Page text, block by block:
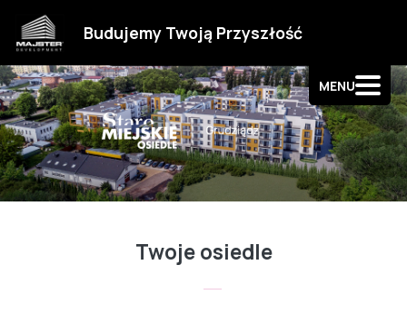
Budujemy Twoją Przyszłość
MENU
Kontakt
Twoje osiedle